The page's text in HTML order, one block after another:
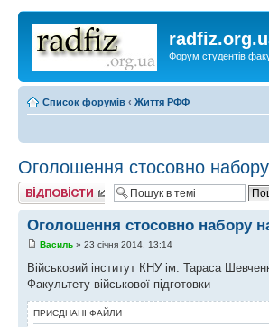
Форум студентів
Список форумів ‹ Життя РФФ
Оголошення стосовно набору
Відповісти
Оголошення стосовно набору
Василь » 23 січня 2014, 13:14
Військовий інститут КНУ ім. Тараса
Факультету військової підготовки
ПРИЄДНАНІ ФАЙЛИ